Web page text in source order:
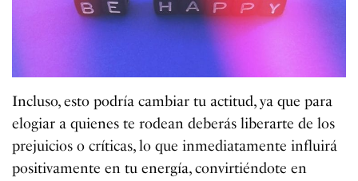
Incluso, esto podría cambiar tu actitud, ya que para
elogiar a quienes te rodean deberás liberarte de los
prejuicios o críticas, lo que inmediatamente influirá
positivamente en tu energía, convirtiéndote en